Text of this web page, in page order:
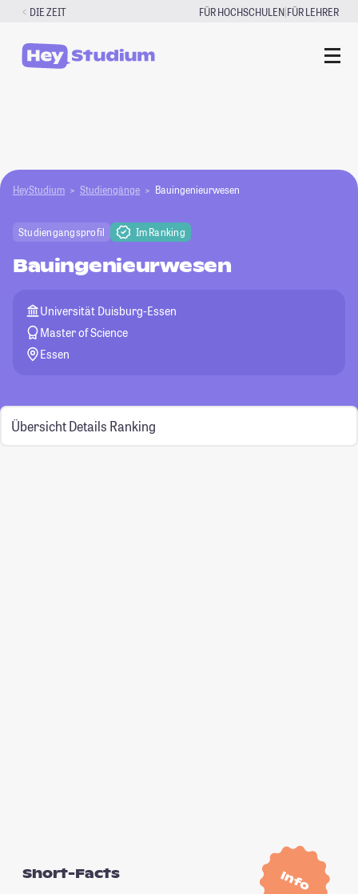
Zum
springen
DIE ZEIT FÜR HOCHSCHULEN|FÜR LEHRER
HeyStudium Studiengänge Bauingenieurwesen
Studiengangsprofil Im Ranking
Bauingenieurwesen
Universität Duisburg-Essen
Master of Science
Essen
Übersicht Details Ranking
Info
Short-Facts